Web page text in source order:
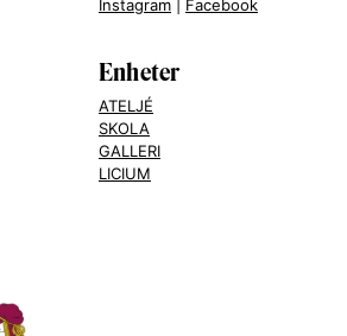
Instagram Facebook
Enheter
ATELJÉ
SKOLA
GALLERI
LICIUM